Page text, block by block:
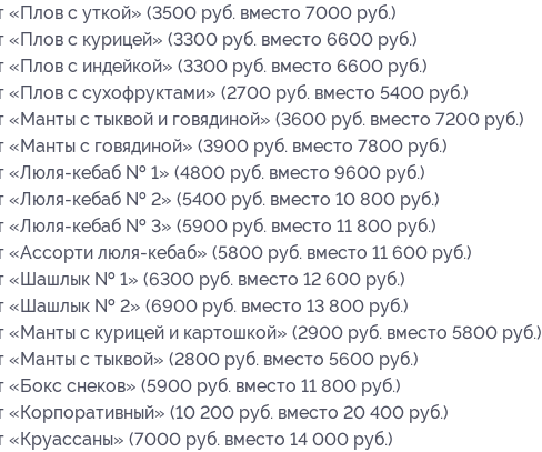
«Плов с уткой» (3500 руб. вместо 7000 руб.)
«Плов с курицей» (3300 руб. вместо 6600 руб.)
«Плов с индейкой» (3300 руб. вместо 6600 руб.)
«Плов с сухофруктами» (2700 руб. вместо 5400 руб.)
«Манты с тыквой и говядиной» (3600 руб. вместо 7200 руб.)
«Манты с говядиной» (3900 руб. вместо 7800 руб.)
«Люля-кебаб № 1» (4800 руб. вместо 9600 руб.)
«Люля-кебаб № 2» (5400 руб. вместо 10 800 руб.)
«Люля-кебаб № 3» (5900 руб. вместо 11 800 руб.)
«Ассорти люля-кебаб» (5800 руб. вместо 11 600 руб.)
«Шашлык № 1» (6300 руб. вместо 12 600 руб.)
«Шашлык № 2» (6900 руб. вместо 13 800 руб.)
«Манты с курицей и картошкой» (2900 руб. вместо 5800 руб.)
«Манты с тыквой» (2800 руб. вместо 5600 руб.)
«Бокс снеков» (5900 руб. вместо 11 800 руб.)
«Корпоративный» (10 200 руб. вместо 20 400 руб.)
«Круассаны» (7000 руб. вместо 14 000 руб.)